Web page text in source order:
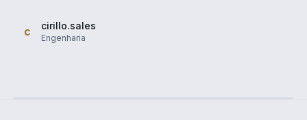
c cirillo.sales
Engenharia